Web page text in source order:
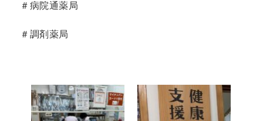
＃病院通薬局
＃調剤薬局